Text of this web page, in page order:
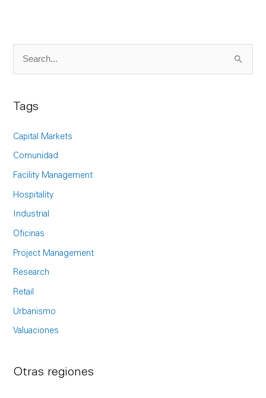
c
:
Tags
Capital Markets
Comunidad
Facility Management
Hospitality
Industrial
Oficinas
Project Management
Research
Retail
Urbanismo
Valuaciones
Otras regiones